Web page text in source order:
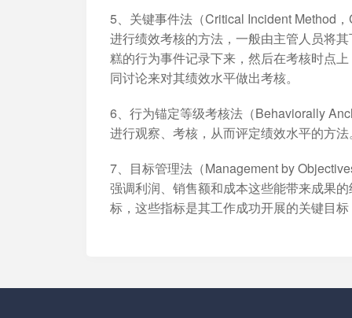
5、关键事件法（Critical Incident Method
进行绩效考核的方法，一般由主管人员将
糕的行为事件记录下来，然后在考核时点
同讨论来对其绩效水平做出考核。
6、行为锚定等级考核法（Behaviorally
进行观察、考核，从而评定绩效水平的方法
7、目标管理法（Management by
强调利润、销售额和成本这些能带来成果
标，这些指标是其工作成功开展的关键目